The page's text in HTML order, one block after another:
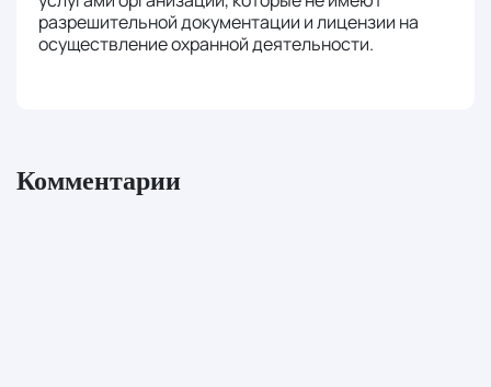
разрешительной документации и лицензии на
осуществление охранной деятельности.
Комментарии